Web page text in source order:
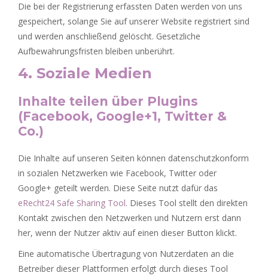
Die bei der Registrierung erfassten Daten werden von uns
gespeichert, solange Sie auf unserer Website registriert sind
und werden anschließend gelöscht. Gesetzliche
Aufbewahrungsfristen bleiben unberührt.
4. Soziale Medien
Inhalte teilen über Plugins
(Facebook, Google+1, Twitter &
Co.)
Die Inhalte auf unseren Seiten können datenschutzkonform
in sozialen Netzwerken wie Facebook, Twitter oder
Google+ geteilt werden. Diese Seite nutzt dafür das
eRecht24 Safe Sharing Tool. Dieses Tool stellt den direkten
Kontakt zwischen den Netzwerken und Nutzern erst dann
her, wenn der Nutzer aktiv auf einen dieser Button klickt.
Eine automatische Übertragung von Nutzerdaten an die
Betreiber dieser Plattformen erfolgt durch dieses Tool